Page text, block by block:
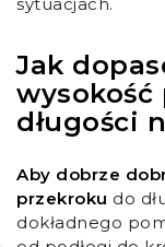
Jak
wysokość
długości
Aby dobrze
przekroku do
dokładnego